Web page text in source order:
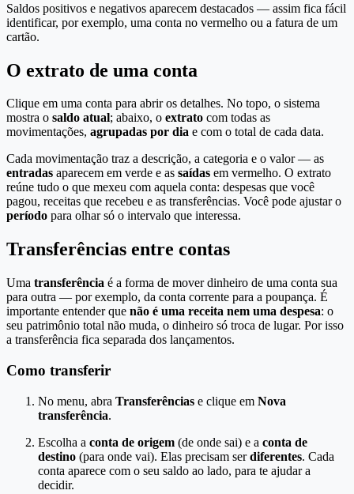
Saldos positivos e negativos aparecem destacados — assim fica fácil
identificar, por exemplo, uma conta no vermelho ou a fatura de um
cartão.
O extrato de uma conta
Clique em uma conta para abrir os detalhes. No topo, o sistema
mostra o saldo atual; abaixo, o extrato com todas as
movimentações, agrupadas por dia e com o total de cada data.
Cada movimentação traz a descrição, a categoria e o valor — as
entradas aparecem em verde e as saídas em vermelho. O extrato
reúne tudo o que mexeu com aquela conta: despesas que você
pagou, receitas que recebeu e as transferências. Você pode ajustar o
período para olhar só o intervalo que interessa.
Transferências entre contas
Uma transferência é a forma de mover dinheiro de uma conta sua
para outra — por exemplo, da conta corrente para a poupança. É
importante entender que não é uma receita nem uma despesa: o
seu patrimônio total não muda, o dinheiro só troca de lugar. Por isso
a transferência fica separada dos lançamentos.
Como transferir
No menu, abra Transferências e clique em Nova
transferência.
Escolha a conta de origem (de onde sai) e a conta de
destino (para onde vai). Elas precisam serdiferentes. Cada
conta aparece com o seu saldo ao lado, para te ajudar a
decidir.